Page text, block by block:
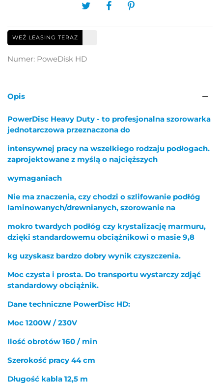
WEŹ LEASING TERAZ
Numer: PoweDisk HD
Opis
PowerDisc Heavy Duty - to profesjonalna szorowarka
jednotarczowa przeznaczona do
intensywnej pracy na wszelkiego rodzaju podłogach.
zaprojektowane z myślą o najcięższych
wymaganiach
Nie ma znaczenia, czy chodzi o szlifowanie podłóg
laminowanych/drewnianych, szorowanie na
mokro twardych podłóg czy krystalizację marmuru,
dzięki standardowemu obciążnikowi o masie 9,8
kg uzyskasz bardzo dobry wynik czyszczenia.
Moc czysta i prosta. Do transportu wystarczy zdjąć
standardowy obciążnik.
Dane techniczne PowerDisc HD:
Moc 1200W / 230V
Ilość obrotów 160 / min
Szerokość pracy 44 cm
Długość kabla 12,5 m